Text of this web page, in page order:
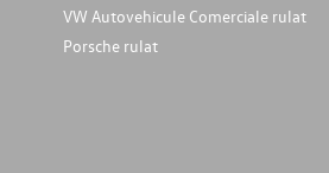
VW Autovehicule Comerciale rulat
Porsche rulat